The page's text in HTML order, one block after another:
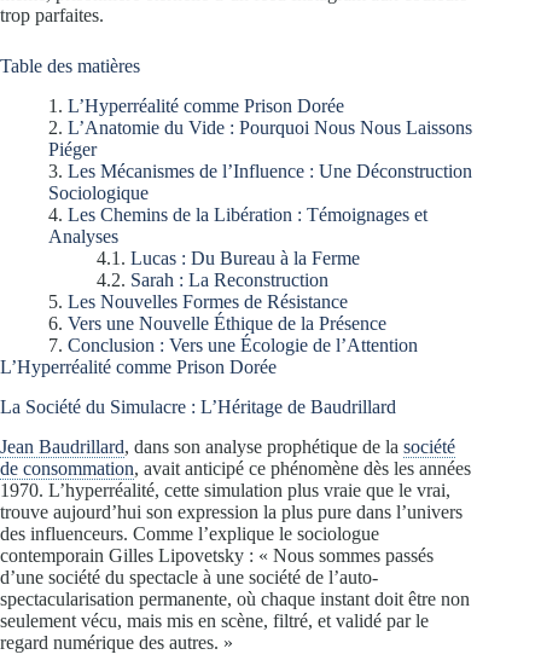
trop parfaites.
Table des matières
L’Hyperréalité comme Prison Dorée
L’Anatomie du Vide : Pourquoi Nous Nous Laissons
Piéger
Les Mécanismes de l’Influence : Une Déconstruction
Sociologique
Les Chemins de la Libération : Témoignages et
Analyses
Lucas : Du Bureau à la Ferme
Sarah : La Reconstruction
Les Nouvelles Formes de Résistance
Vers une Nouvelle Éthique de la Présence
Conclusion : Vers une Écologie de l’Attention
L’Hyperréalité comme Prison Dorée
La Société du Simulacre : L’Héritage de Baudrillard
Jean Baudrillard, dans son analyse prophétique de la société
de consommation, avait anticipé ce phénomène dès les années
1970. L’hyperréalité, cette simulation plus vraie que le vrai,
trouve aujourd’hui son expression la plus pure dans l’univers
des influenceurs. Comme l’explique le sociologue
contemporain Gilles Lipovetsky : « Nous sommes passés
d’une société du spectacle à une société de l’auto-
spectacularisation permanente, où chaque instant doit être non
seulement vécu, mais mis en scène, filtré, et validé par le
regard numérique des autres. »